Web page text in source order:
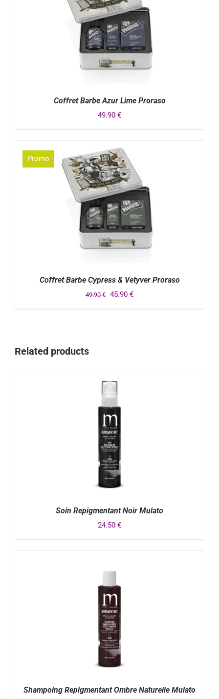
DÉTAILS
Coffret Barbe Azur Lime Proraso
49.90 €
Promo
Coffret Barbe Cypress & Vetyver Proraso
49.90€ 45.90 €
Related products
Soin Repigmentant Noir Mulato
24.50 €
Shampoing Repigmentant Ombre Naturelle Mulato